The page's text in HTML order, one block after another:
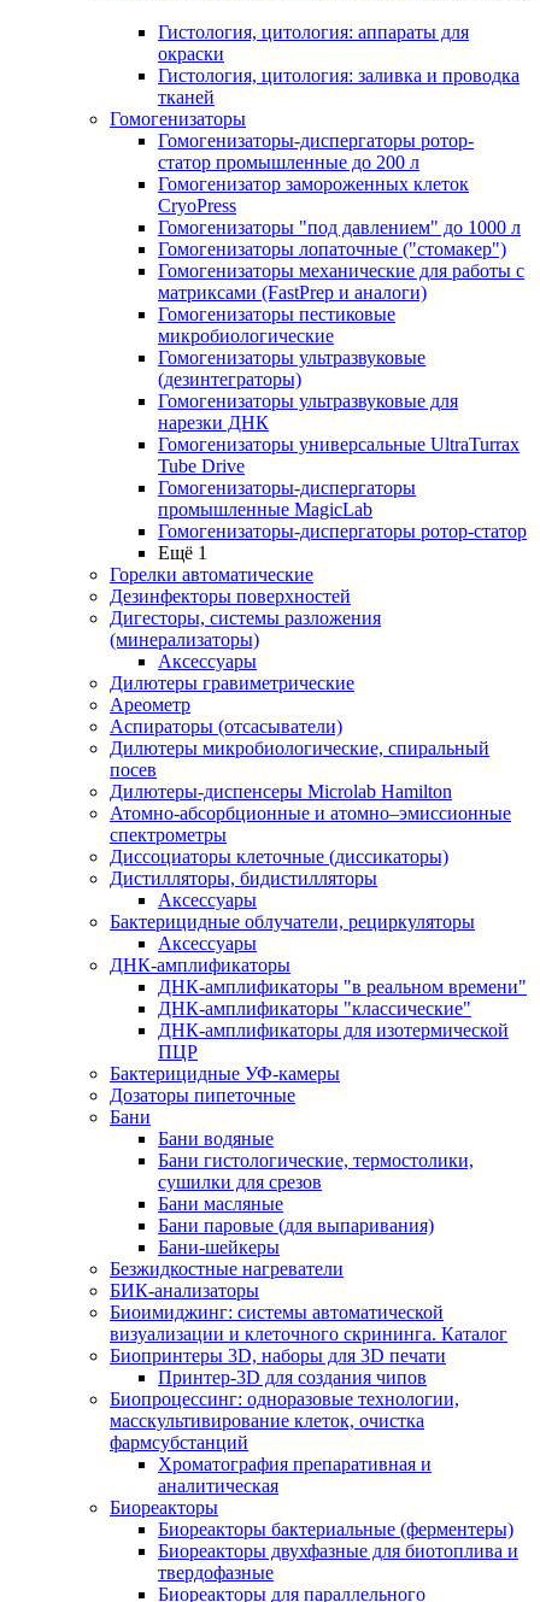
Гистология, цитология: аппараты для
окраски
Гистология, цитология: заливка и проводка
тканей
Гомогенизаторы
Гомогенизаторы-диспергаторы ротор-
статор промышленные до 200 л
Гомогенизатор замороженных клеток
CryoPress
Гомогенизаторы "под давлением" до 1000 л
Гомогенизаторы лопаточные ("стомакер")
Гомогенизаторы механические для работы с
матриксами (FastPrep и аналоги)
Гомогенизаторы пестиковые
микробиологические
Гомогенизаторы ультразвуковые
(дезинтеграторы)
Гомогенизаторы ультразвуковые для
нарезки ДНК
Гомогенизаторы универсальные UltraTurrax
Tube Drive
Гомогенизаторы-диспергаторы
промышленные MagicLab
Гомогенизаторы-диспергаторы ротор-статор
Ещё 1
Горелки автоматические
Дезинфекторы поверхностей
Дигесторы, системы разложения
(минерализаторы)
Аксессуары
Дилютеры гравиметрические
Ареометр
Аспираторы (отсасыватели)
Дилютеры микробиологические, спиральный
посев
Дилютеры-диспенсеры Microlab Hamilton
Атомно-абсорбционные и атомно–эмиссионные
спектрометры
Диссоциаторы клеточные (диссикаторы)
Дистилляторы, бидистилляторы
Аксессуары
Бактерицидные облучатели, рециркуляторы
Аксессуары
ДНК-амплификаторы
ДНК-амплификаторы "в реальном времени"
ДНК-амплификаторы "классические"
ДНК-амплификаторы для изотермической
ПЦР
Бактерицидные УФ-камеры
Дозаторы пипеточные
Бани
Бани водяные
Бани гистологические, термостолики,
сушилки для срезов
Бани масляные
Бани паровые (для выпаривания)
Бани-шейкеры
Безжидкостные нагреватели
БИК-анализаторы
Биоимиджинг: системы автоматической
визуализации и клеточного скрининга. Каталог
Биопринтеры 3D, наборы для 3D печати
Принтер-3D для создания чипов
Биопроцессинг: одноразовые технологии,
масскультивирование клеток, очистка
фармсубстанций
Хроматография препаративная и
аналитическая
Биореакторы
Биореакторы бактериальные (ферментеры)
Биореакторы двухфазные для биотоплива и
твердофазные
Биореакторы для параллельного